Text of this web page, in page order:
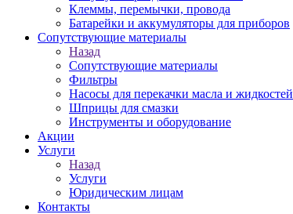
Клеммы, перемычки, провода
Батарейки и аккумуляторы для приборов
Сопутствующие материалы
Назад
Сопутствующие материалы
Фильтры
Насосы для перекачки масла и жидкостей
Шприцы для смазки
Инструменты и оборудование
Акции
Услуги
Назад
Услуги
Юридическим лицам
Контакты